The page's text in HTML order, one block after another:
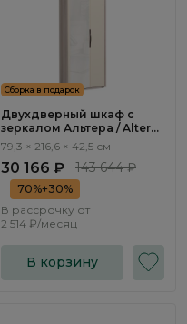
Сборка в подарок
Двухдверный шкаф с
зеркалом Альтера / Altera
AL2150.2
79,3 × 216,6 × 42,5 см
30 166 ₽ 143 644 ₽
70%+30%
В рассрочку от
2 514 ₽/месяц
В корзину